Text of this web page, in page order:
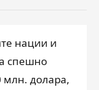
нации и
спешно
млн. долара,